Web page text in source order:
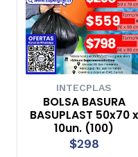
INTECPLAS
BOLSA BASURA
BASUPLAST 50x70 x
10un. (100)
$298